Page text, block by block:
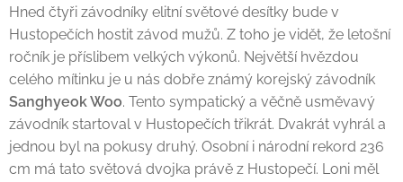
Hned čtyři závodníky elitní světové desítky bude v
Hustopečích hostit závod mužů. Z toho je vidět, že letošní
ročník je příslibem velkých výkonů. Největší hvězdou
celého mítinku je u nás dobře známý korejský závodník
Sanghyeok Woo. Tento sympatický a věčně usměvavý
závodník startoval v Hustopečích třikrát. Dvakrát vyhrál a
jednou byl na pokusy druhý. Osobní i národní rekord 236
cm má tato světová dvojka právě z Hustopečí. Loni měl